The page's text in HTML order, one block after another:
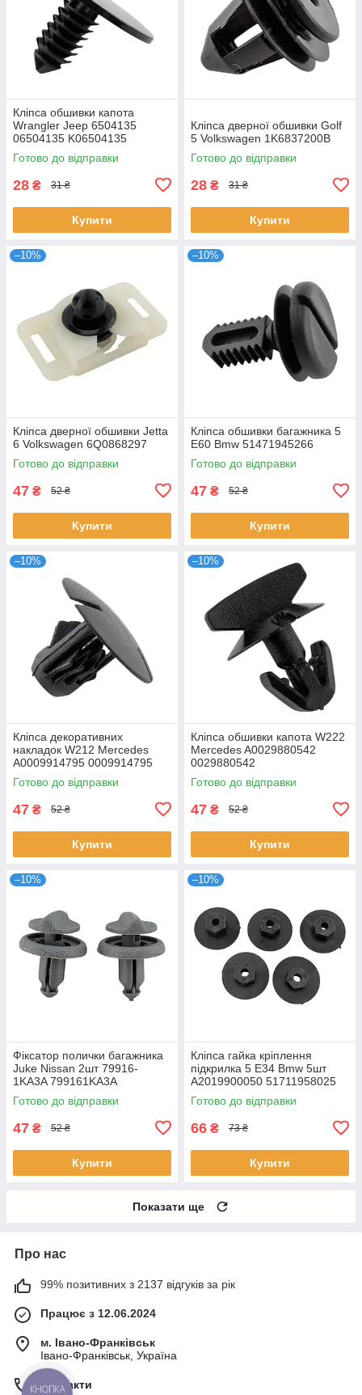
Кліпса обшивки капота
Wrangler Jeep 6504135
06504135 K06504135
Готово до відправки
28 ₴ 31 ₴
Купити
Кліпса дверної обшивки Golf
5 Volkswagen 1K6837200B
Готово до відправки
28 ₴ 31 ₴
Купити
–10%
Кліпса дверної обшивки Jetta
6 Volkswagen 6Q0868297
Готово до відправки
47 ₴ 52 ₴
Купити
–10%
Кліпса обшивки багажника 5
E60 Bmw 51471945266
Готово до відправки
47 ₴ 52 ₴
Купити
–10%
Кліпса декоративних
накладок W212 Mercedes
A0009914795 0009914795
Готово до відправки
47 ₴ 52 ₴
Купити
–10%
Кліпса обшивки капота W222
Mercedes A0029880542
0029880542
Готово до відправки
47 ₴ 52 ₴
Купити
–10%
Фіксатор полички багажника
Juke Nissan 2шт 79916-
1KA3A 799161KA3A
Готово до відправки
47 ₴ 52 ₴
Купити
–10%
Кліпса гайка кріплення
підкрилка 5 E34 Bmw 5шт
A2019900050 51711958025
441955973B 712731
Готово до відправки
66 ₴ 73 ₴
Купити
Показати ще
Про нас
99% позитивних з 2137 відгуків за рік
Працює з 12.06.2024
м. Івано-Франківськ
Івано-Франківськ, Україна
Контакти
КНОПКА